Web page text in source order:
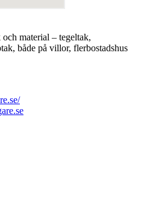
material – tegeltak,
både på villor, flerbostadshus